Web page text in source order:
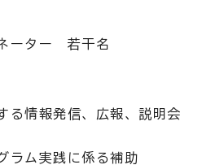
ーター 若干名
情報発信、広報、説明会
ラム実践に係る補助